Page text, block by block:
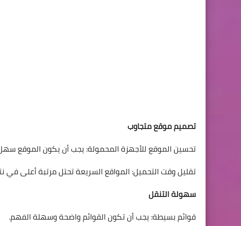
تصميم موقع متجاوب
تحسين الموقع للأجهزة المحمولة: يجب أن يكون الموقع
تقليل وقت التحميل: المواقع السريعة تحتل مرتبة أعلى في
سهولة التنقل
قوائم بسيطة: يجب أن تكون القوائم واضحة وسهلة الفهم.